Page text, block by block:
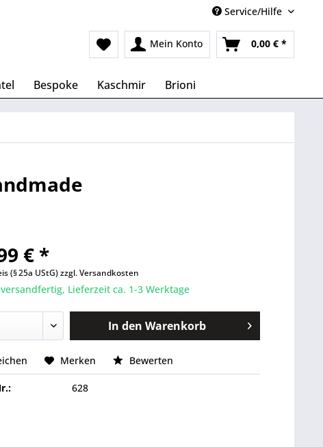
Service/Hilfe
Mein Konto 0,00 € *
Bespoke Kaschmir Brioni
€ *
(§ 25a UStG)zzgl. Versandkosten
Lieferzeit ca. 1-3 Werktage
In den Warenkorb
Merken Bewerten
628